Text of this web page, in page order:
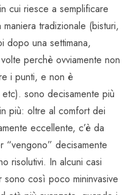
cui riesce a semplificare
tradizionale (bisturi,
dopo una settimana,
perchè ovviamente non
i punti, e non è
sono decisamente più
più: oltre al comfort dei
eccellente, c’è da
“vengono” decisamente
risolutivi. In alcuni casi
sono così poco mininvasive